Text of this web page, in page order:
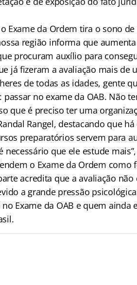
Exame da Ordem tira o sono
região informa que aumenta
procuram auxílio para
já fizeram a avaliação mais de
de todas as idades, gente
no exame da OAB. Não
que é preciso ter uma
Rangel, destacando que há
preparatórios servem para
que ele estude
o Exame da Ordem como
acredita que a avaliação não
a grande pressão
Exame da OAB e quem ainda